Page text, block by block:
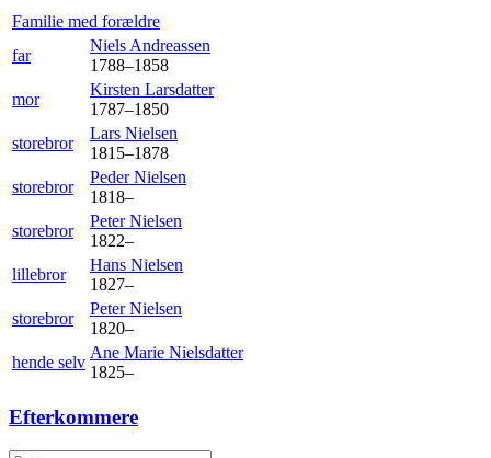
Familie med forældre
far
Niels Andreassen
1788–1858
mor
Kirsten Larsdatter
1787–1850
storebror
Lars Nielsen
1815–1878
storebror
PederNielsen
1818–
storebror
PeterNielsen
1822–
lillebror
Hans Nielsen
1827–
storebror
PeterNielsen
1820–
hende selv
Ane Marie Nielsdatter
1825–
Efterkommere